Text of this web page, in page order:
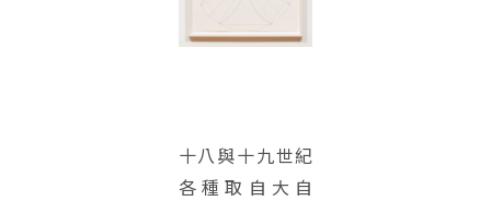
十八與十九世紀
各種取自大自